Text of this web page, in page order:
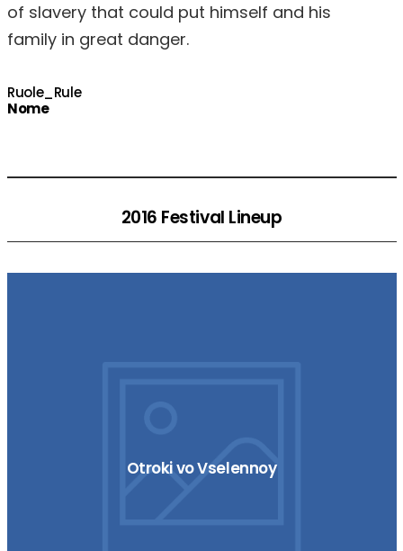
of slavery that could put himself and his
family in great danger.
Ruole_Rule
Nome
2016 Festival Lineup
Otroki vo Vselennoy